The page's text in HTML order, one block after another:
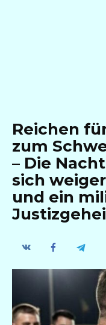
Reichen
zum
– Die
sich
und ein